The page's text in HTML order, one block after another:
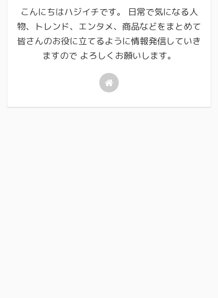
こんにちはハジイチです。 日常で気になる人
物、トレンド、エンタメ、商品などをまとめて
皆さんのお役に立てるように情報発信していき
ますので よろしくお願いします。